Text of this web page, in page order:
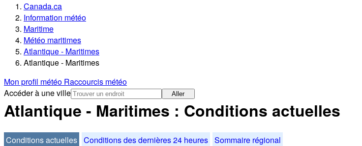
Canada.ca
Information météo
Maritime
Météo maritimes
Atlantique - Maritimes
Atlantique - Maritimes
Mon profil météo Raccourcis météo
Accéder à une ville
Aller
Atlantique - Maritimes : Conditions actuelles
Conditions actuelles Conditions des dernières 24 heures Sommaire régional